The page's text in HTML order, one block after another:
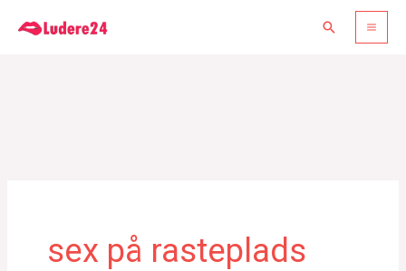
Søg
sex på rasteplads